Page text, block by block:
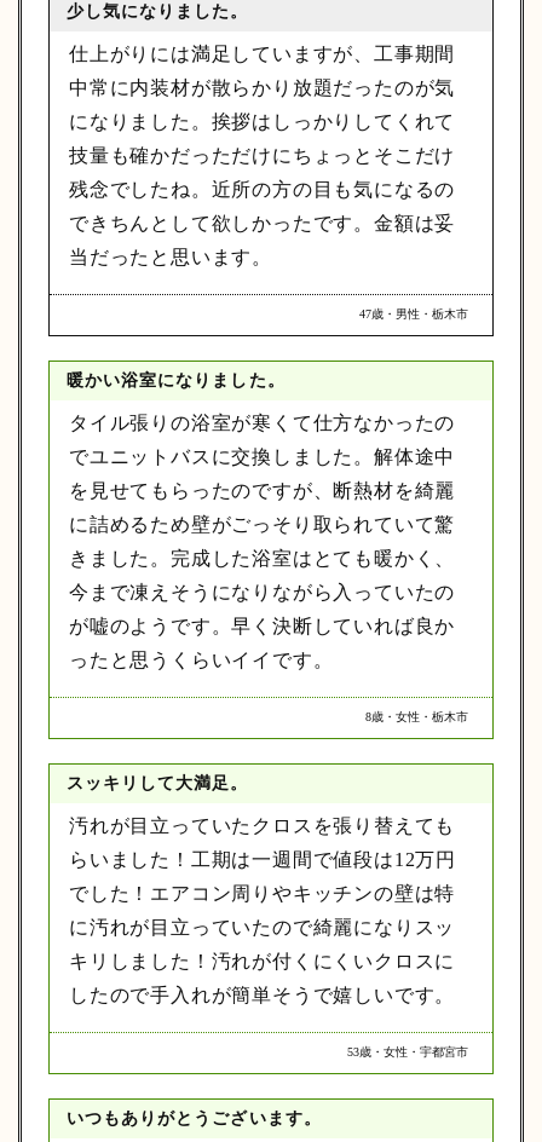
少し気になりました。
仕上がりには満足していますが、工事期間
中常に内装材が散らかり放題だったのが気
になりました。挨拶はしっかりしてくれて
技量も確かだっただけにちょっとそこだけ
残念でしたね。近所の方の目も気になるの
できちんとして欲しかったです。金額は妥
当だったと思います。
47歳・男性・栃木市
暖かい浴室になりました。
タイル張りの浴室が寒くて仕方なかったの
でユニットバスに交換しました。解体途中
を見せてもらったのですが、断熱材を綺麗
に詰めるため壁がごっそり取られていて驚
きました。完成した浴室はとても暖かく、
今まで凍えそうになりながら入っていたの
が嘘のようです。早く決断していれば良か
ったと思うくらいイイです。
8歳・女性・栃木市
スッキリして大満足。
汚れが目立っていたクロスを張り替えても
らいました！工期は一週間で値段は12万円
でした！エアコン周りやキッチンの壁は特
に汚れが目立っていたので綺麗になりスッ
キリしました！汚れが付くにくいクロスに
したので手入れが簡単そうで嬉しいです。
53歳・女性・宇都宮市
いつもありがとうございます。